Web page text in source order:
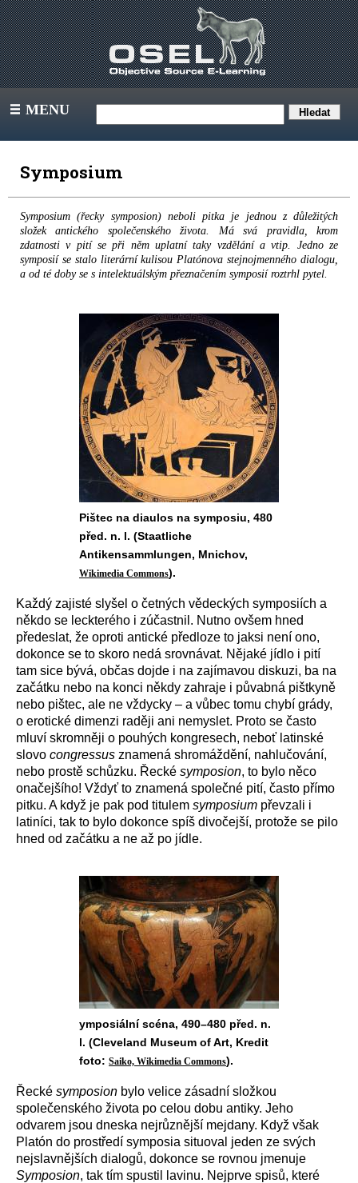
III MENU
Symposium
Symposium (řecky symposion) neboli pitka je jednou z důležitých
složek antického společenského života. Má svá pravidla, krom
zdatnosti v pití se při něm uplatní taky vzdělání a vtip. Jedno ze
symposií se stalo literární kulisou Platónova stejnojmenného dialogu,
a od té doby se s intelektuálským přeznačením symposií roztrhl pytel.
Pištec na diaulos na symposiu, 480
před. n. l. (Staatliche
Antikensammlungen, Mnichov,
Wikimedia Commons).
Každý zajisté slyšel o četných vědeckých symposiích a
někdo se leckterého i zúčastnil. Nutno ovšem hned
předeslat, že oproti antické předloze to jaksi není ono,
dokonce se to skoro nedá srovnávat. Nějaké jídlo i pití
tam sice bývá, občas dojde i na zajímavou diskuzi, ba na
začátku nebo na konci někdy zahraje i půvabná pištkyně
nebo pištec, ale ne vždycky – a vůbec tomu chybí grády,
o erotické dimenzi raději ani nemyslet. Proto se často
mluví skromněji o pouhých kongresech, neboť latinské
slovo congressus znamená shromáždění, nahlučování,
nebo prostě schůzku. Řecké symposion, to bylo něco
onačejšího! Vždyť to znamená společné pití, často přímo
pitku. A když je pak pod titulem symposium převzali i
latiníci, tak to bylo dokonce spíš divočejší, protože se pilo
hned od začátku a ne až po jídle.
ymposiální scéna, 490–480 před. n.
l. (Cleveland Museum of Art, Kredit
foto: Saiko, Wikimedia Commons).
Řecké symposion bylo velice zásadní složkou
společenského života po celou dobu antiky. Jeho
odvarem jsou dneska nejrůznější mejdany. Když však
Platón do prostředí symposia situoval jeden ze svých
nejslavnějších dialogů, dokonce se rovnou jmenuje
Symposion, tak tím spustil lavinu. Nejprve spisů, které